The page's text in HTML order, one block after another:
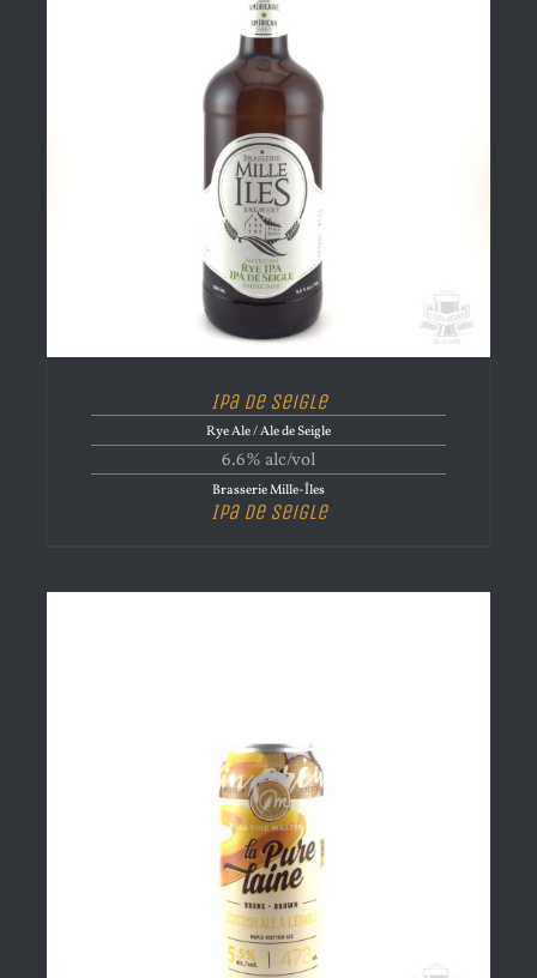
Ipa de Seigle
Rye Ale / Ale de Seigle
6.6% alc/vol
Brasserie Mille-Îles
Ipa de Seigle